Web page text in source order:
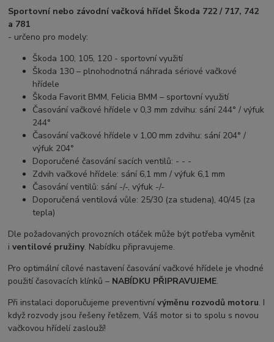
Sportovní nebo závodní vačková hřídel Škoda 722 / 717, 742
a 781
- určeno pro modely:
Škoda 100, 105, 120 - sportovní využití
Škoda 130 – plnohodnotná náhrada sériové vačkové
hřídele
Škoda Favorit BMM, Felicia BMM – sportovní využití
Časování vačkové hřídele v 0,3 mm zdvihu: sání 244° / výfuk
244°
Časování vačkové hřídele v 1,00 mm zdvihu: sání 204° /
výfuk 204°
Doporučené časování sacích ventilů: - - -
Zdvih vačkové hřídele: sání 6,1 mm / výfuk 6,1 mm
Časování ventilů: sání -/-, výfuk -/-
Doporučená ventilová vůle: 25/30 (za studena), 40/45 (za
tepla)
Dle požadovaných provozních otáček může být potřeba vyměnit
iventilové pružiny. Nabídku připravujeme.
Pro optimální cílové nastavení časování vačkové hřídele je vhodné
použití časovacích klínků – NABÍDKU PŘIPRAVUJEME.
Při instalaci doporučujeme preventivnívýměnu rozvodů motoru. I
když rozvody jsou řešeny řetězem, Váš motor si to spolu s novou
vačkovou hřídelí zaslouží!